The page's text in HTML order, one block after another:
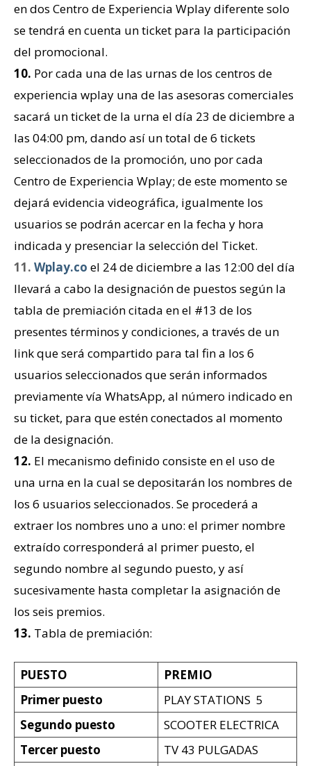
en dos Centro de Experiencia Wplay diferente solo
se tendrá en cuenta un ticket para la participación
del promocional.
10. Por cada una de las urnas de los centros de
experiencia wplay una de las asesoras comerciales
sacará un ticket de la urna el día 23 de diciembre a
las 04:00 pm, dando así un total de 6 tickets
seleccionados de la promoción, uno por cada
Centro de Experiencia Wplay; de este momento se
dejará evidencia videográfica, igualmente los
usuarios se podrán acercar en la fecha y hora
indicada y presenciar la selección del Ticket.
11. Wplay.co el 24 de diciembre a las 12:00 del día
llevará a cabo la designación de puestos según la
tabla de premiación citada en el #13 de los
presentes términos y condiciones, a través de un
link que será compartido para tal fin a los 6
usuarios seleccionados que serán informados
previamente vía WhatsApp, al número indicado en
su ticket, para que estén conectados al momento
de la designación.
12. El mecanismo definido consiste en el uso de
una urna en la cual se depositarán los nombres de
los 6 usuarios seleccionados. Se procederá a
extraer los nombres uno a uno: el primer nombre
extraído corresponderá al primer puesto, el
segundo nombre al segundo puesto, y así
sucesivamente hasta completar la asignación de
los seis premios.
13. Tabla de premiación:
PUESTO
PREMIO
Primer puesto
PLAY STATIONS 5
Segundo puesto
SCOOTER ELECTRICA
Tercer puesto
TV 43 PULGADAS